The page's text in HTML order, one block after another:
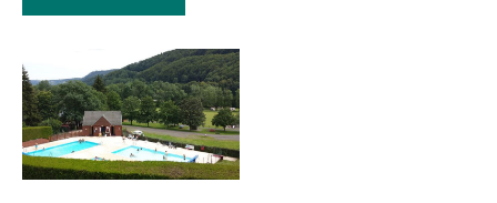
NO SE LO PIERDA
LA PLENA NATURALEZA